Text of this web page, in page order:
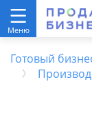
Готовый